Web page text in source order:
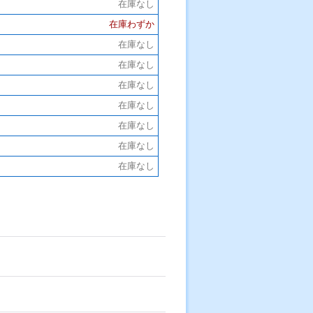
在庫なし
在庫わずか
在庫なし
在庫なし
在庫なし
在庫なし
在庫なし
在庫なし
在庫なし